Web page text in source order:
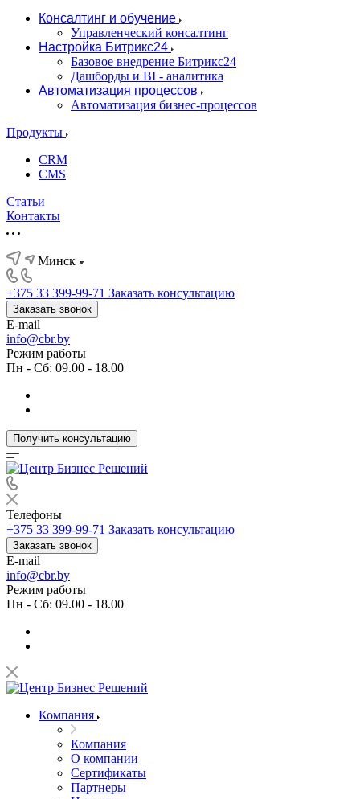
Консалтинг и обучение
Управленческий консалтинг
Настройка Битрикс24
Базовое внедрение Битрикс24
Дашборды и BI - аналитика
Автоматизация процессов
Автоматизация бизнес-процессов
Продукты
CRM
CMS
Статьи
Контакты
Минск
+375 33 399-99-71 Заказать консультацию
Заказать звонок
E-mail
info@cbr.by
Режим работы
Пн - Сб: 09.00 - 18.00
Получить консультацию
Телефоны
+375 33 399-99-71 Заказать консультацию
Заказать звонок
E-mail
info@cbr.by
Режим работы
Пн - Сб: 09.00 - 18.00
Компания
Компания
О компании
Сертификаты
Партнеры